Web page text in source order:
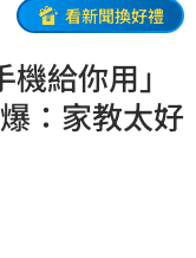
看新聞換好禮
給你用」
：家教太好